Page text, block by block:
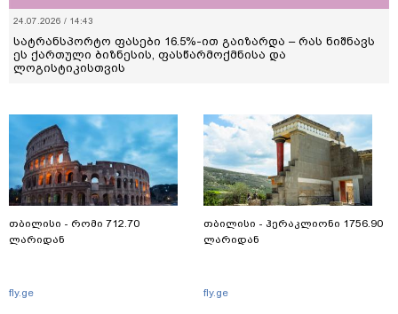
24.07.2026 / 14:43
სატრანსპორტო ფასები 16.5%-ით გაიზარდა – რას ნიშნავს
ეს ქართული ბიზნესის, ფასწარმოქმნისა და
ლოგისტიკისთვის
თბილისი - რომი 712.70
ლარიდან
fly.ge
თბილისი - ჰერაკლიონი 1756.90
ლარიდან
fly.ge